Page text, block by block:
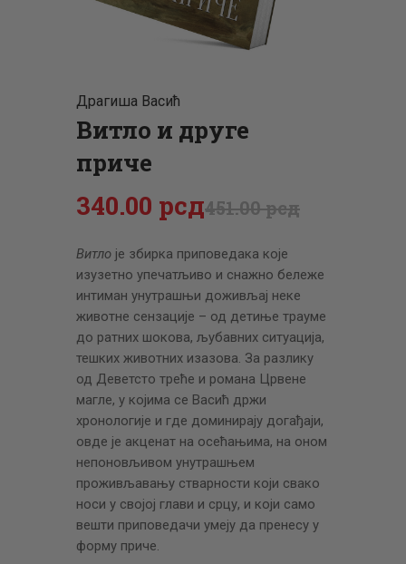
ЦЕНОВНИК
Драгиша Васић
Витло и друге
приче
451.00рсд
340.00 рсд
Витло је збирка приповедака које
изузетно упечатљиво и снажно бележе
интиман уну­трашњи доживљај неке
животне сензације – од детиње трауме
до ратних шокова, љубавних ситуација,
тешких животних изазова. За разлику
од Деветсто треће и романа Црвене
магле, у којима се Васић држи
хронологије и где доминирају догађаји,
овде је акценат на осећањима, на оном
непоновљивом унутрашњем
проживљавању стварности који свако
носи у својој глави и срцу, и који само
вешти приповедачи умеју да пренесу у
форму приче.